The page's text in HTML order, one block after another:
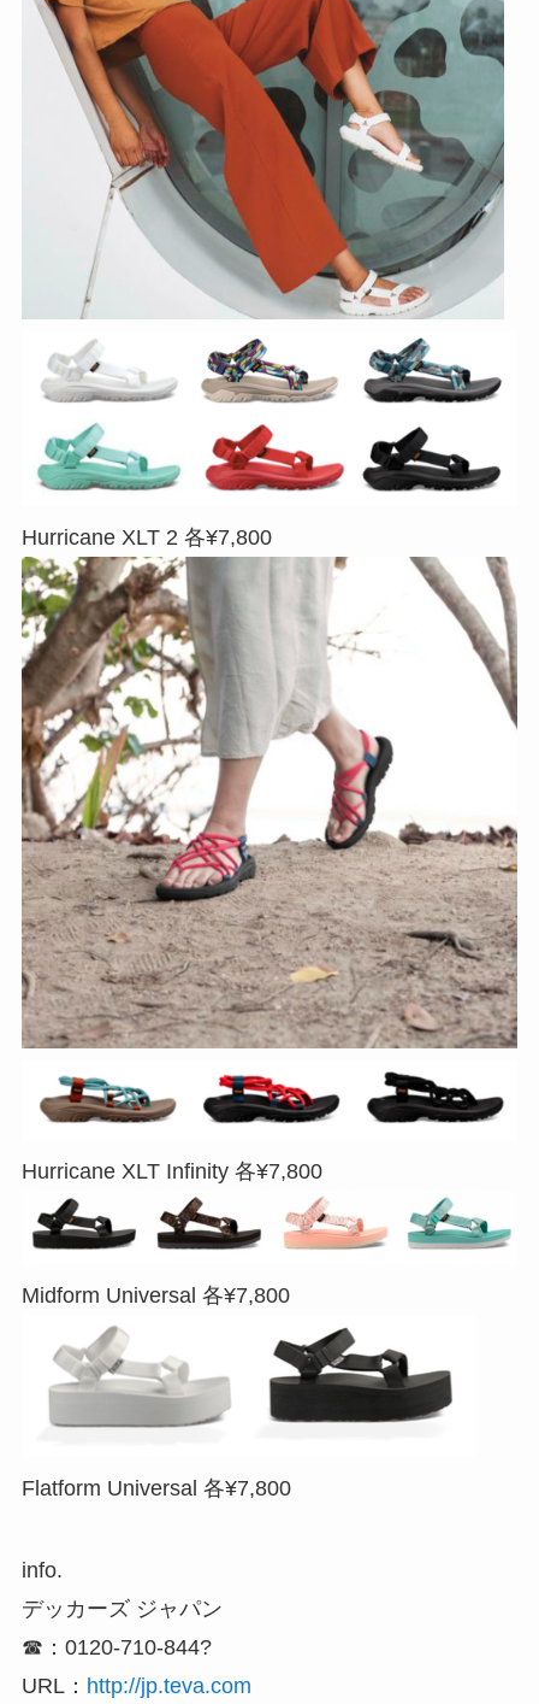
Hurricane XLT 2 各¥7,800
Hurricane XLT Infinity 各¥7,800
Midform Universal 各¥7,800
Flatform Universal 各¥7,800
info.
デッカーズ ジャパン
☎︎：0120-710-844?
URL： http://jp.teva.com